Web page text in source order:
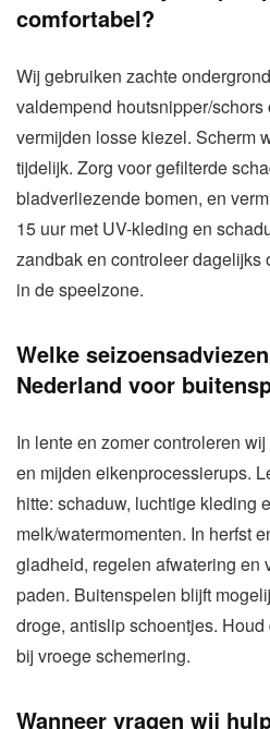
comfortabel?
Wij gebruiken zachte
valdempend houtsnipper/schors
vermijden losse kiezel. Scherm
tijdelijk. Zorg voor gefilterde
bladverliezende bomen, en
15 uur met UV-kleding en
zandbak en controleer dagelijks
in de speelzone.
Welke
Nederland voor
In lente en zomer controleren
en mijden eikenprocessierups.
hitte: schaduw, luchtige kleding
melk/watermomenten. In herfst
gladheid, regelen afwatering en
paden. Buitenspelen blijft
droge, antislip schoentjes.
bij vroege schemering.
Wanneer vragen wij